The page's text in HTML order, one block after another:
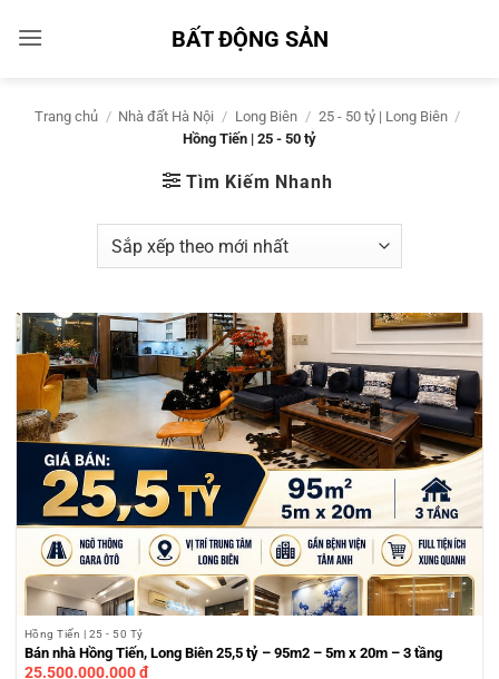
qua
BẤT ĐỘNG SẢN
Trang chủ / Nhà đất Hà Nội / Long Biên / 25 - 50 tỷ | Long Biên /
Hồng Tiến | 25 - 50 tỷ
Tìm Kiếm Nhanh
Hồng Tiến | 25 - 50 Tỷ
Bán nhà Hồng Tiến, Long Biên 25,5 tỷ – 95m2 – 5m x 20m – 3 tầng
25.500.000.000₫